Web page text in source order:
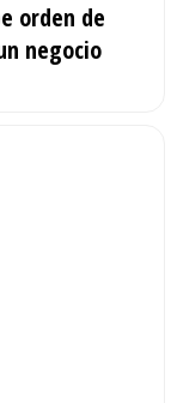
orden de
negocio